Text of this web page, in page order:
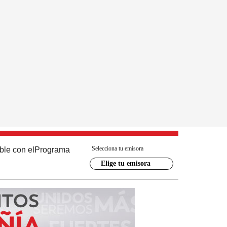
con el Programa Selecciona tu emisora
Elige tu emisora